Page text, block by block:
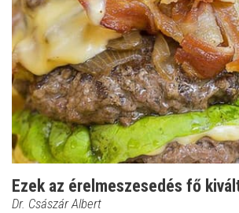
Ezek az érelmeszesedés fő
Dr. Császár Albert